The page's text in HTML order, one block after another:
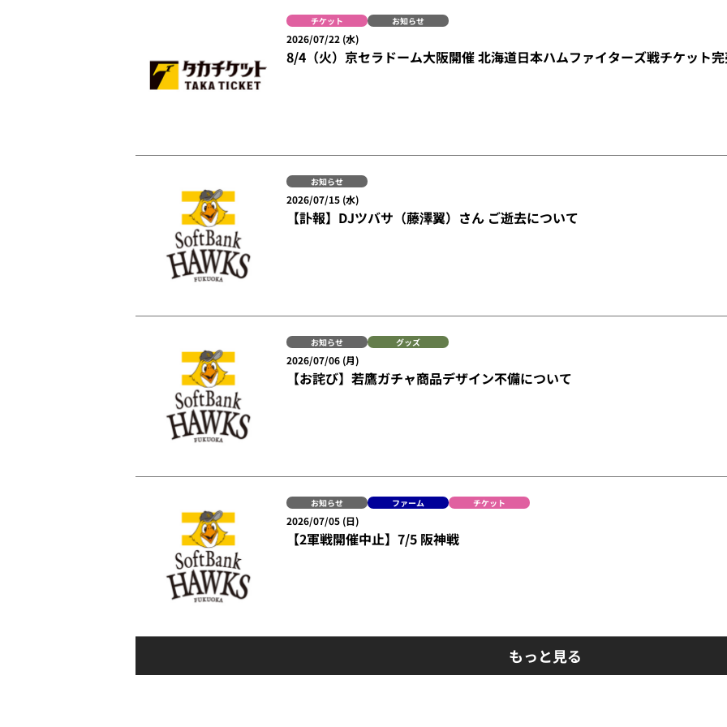
チケット お知らせ
2026/07/22 (水)
8/4（火）京セラドーム大阪開催 北海道日本ハムファイターズ戦チケット
お知らせ
2026/07/15 (水)
【訃報】DJツバサ（藤澤翼）さん ご逝去について
お知らせ グッズ
2026/07/06 (月)
【お詫び】若鷹ガチャ商品デザイン不備について
お知らせ ファーム チケット
2026/07/05 (日)
【2軍戦開催中止】7/5 阪神戦
もっと見る